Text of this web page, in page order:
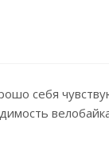
себя